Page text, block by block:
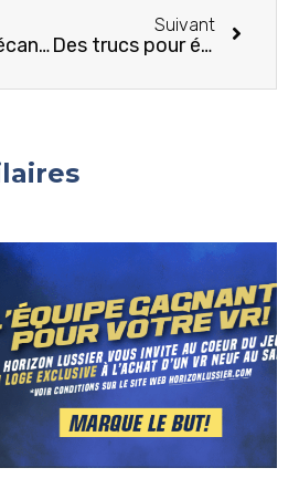
Entretien mécanique de votre VR
Suivant
Des trucs pour économiser le carburant en voyageant à VR